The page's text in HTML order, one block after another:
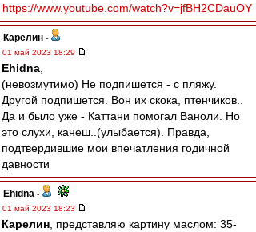
https://www.youtube.com/watch?v=jfBH2CDauOY
Карелин -
01 май 2023 18:29
Ehidna
(невозмутимо) Не подпишется - с пляжу.
Другой подпишется. Вон их скока, птенчиков..
Да и было уже - Каттани помогал Ваноли. Но
это слухи, канеш..(улыбается). Правда,
подтвердившие мои впечатления годичной
давности
Ehidna -
01 май 2023 18:23
Карелин , представляю картину маслом: 35-